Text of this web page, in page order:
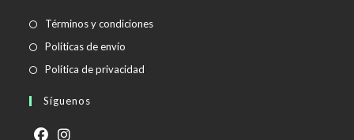
Términos y condicionesSe
Políticas de envío
abre
Política de privacidad
Síguenos